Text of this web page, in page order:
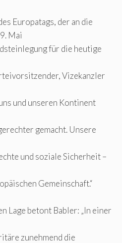
Europatags, der an die
Mai
für die heutige
Vizekanzler
und unseren Kontinent
gemacht. Unsere
und soziale Sicherheit –
Gemeinschaft.“
Lage betont Babler: „In einer
zunehmend die